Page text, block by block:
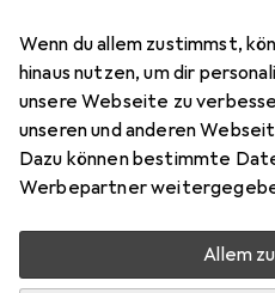
Wenn du allem zustimmst,
hinaus nutzen, um dir
unsere Webseite zu
unseren und anderen
Dazu können bestimmte
Werbepartner
Allem
Zubehör für
Schubkasten-
anthrazit
Hier findest du passendes
Flexible Schubkasten-Sets
Kategorien